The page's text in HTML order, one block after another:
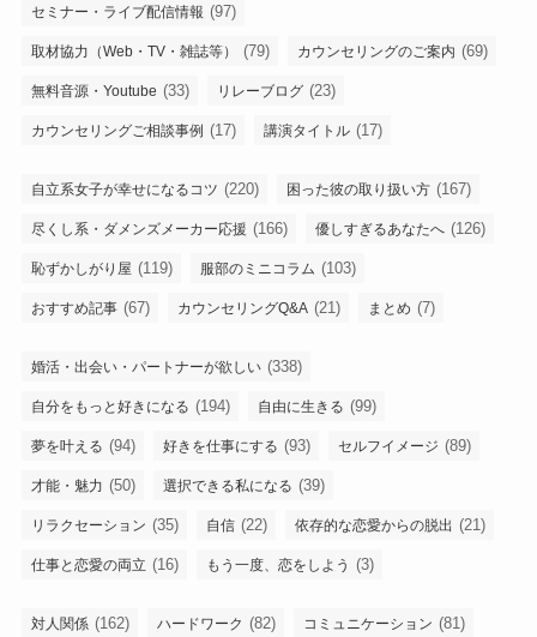
セミナー・ライブ配信情報 (97)
取材協力（Web・TV・雑誌等） (79) カウンセリングのご案内 (69)
無料音源・Youtube (33) リレーブログ (23)
カウンセリングご相談事例 (17) 講演タイトル (17)
自立系女子が幸せになるコツ (220) 困った彼の取り扱い方 (167)
尽くし系・ダメンズメーカー応援 (166) 優しすぎるあなたへ (126)
恥ずかしがり屋 (119) 服部のミニコラム (103)
おすすめ記事 (67) カウンセリングQ&A (21) まとめ (7)
婚活・出会い・パートナーが欲しい (338)
自分をもっと好きになる (194) 自由に生きる (99)
夢を叶える (94) 好きを仕事にする (93) セルフイメージ (89)
才能・魅力 (50) 選択できる私になる (39)
リラクセーション (35) 自信 (22) 依存的な恋愛からの脱出 (21)
仕事と恋愛の両立 (16) もう一度、恋をしよう (3)
対人関係 (162) ハードワーク (82) コミュニケーション (81)